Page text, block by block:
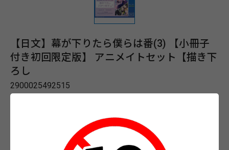
【日文】幕が下りたら僕らは番(3) 【小冊子
付き初回限定版】 アニメイトセット【描き下
ろし
2900025492515
【日文】幕が下りたら僕らは番(3) 【小冊子付き初回限定